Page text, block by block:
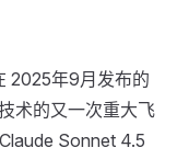
2025年9月发布的
术的又一次重大飞
Sonnet 4.5